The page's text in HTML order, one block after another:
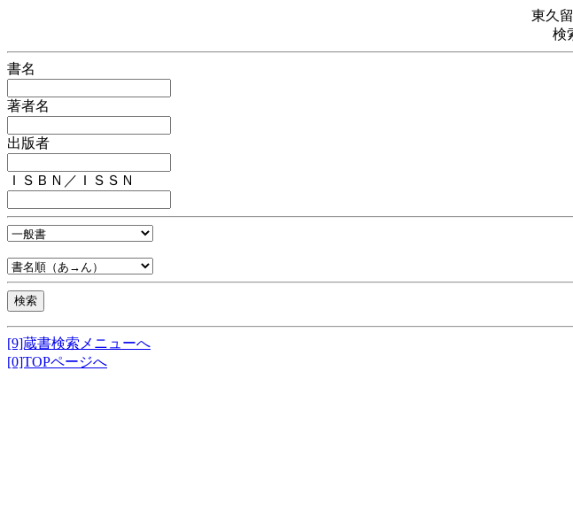
東久
検
書名
著者名
出版者
ＩＳＢＮ／ＩＳＳＮ
[9]蔵書検索メニューへ
[0]TOPページへ